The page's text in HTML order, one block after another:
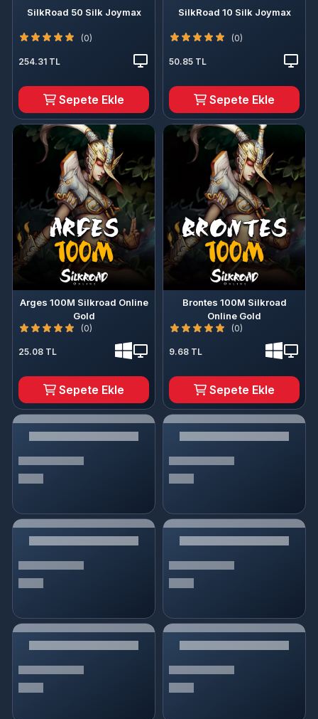
SilkRoad 50 Silk Joymax
(0)
254.31 TL
Sepete Ekle
SilkRoad 10 Silk Joymax
(0)
50.85 TL
Sepete Ekle
Arges 100M Silkroad Online
Gold
(0)
25.08 TL
Sepete Ekle
Brontes 100M Silkroad
Online Gold
(0)
9.68 TL
Sepete Ekle